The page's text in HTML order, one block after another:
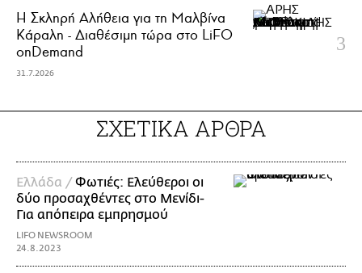
Η Σκληρή Αλήθεια για τη Μαλβίνα
Κάραλη - Διαθέσιμη τώρα στo LiFO
onDemand
31.7.2026
ΣΧΕΤΙΚΑ ΑΡΘΡΑ
Ελλάδα /Φωτιές: Ελεύθεροι οι
δύο προσαχθέντες στο Μενίδι-
Για απόπειρα εμπρησμού
LIFO NEWSROOM
24.8.2023